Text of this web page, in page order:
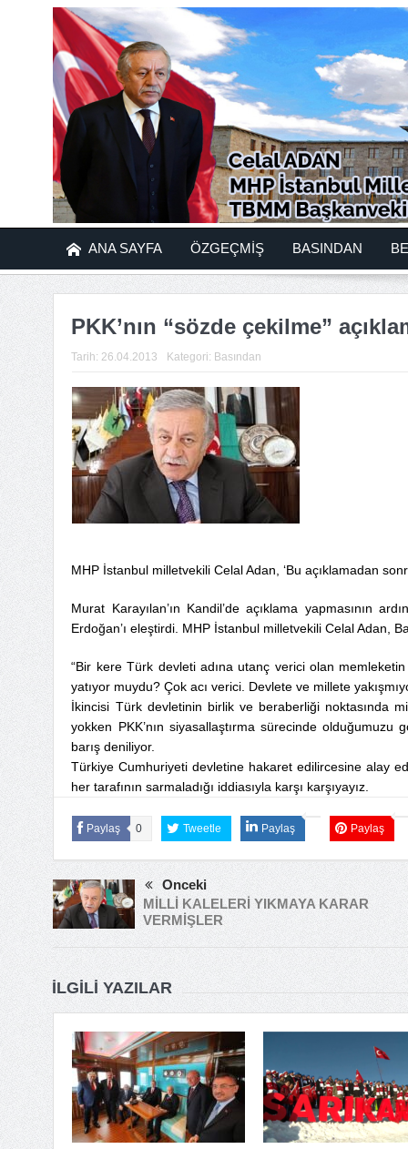
ANA SAYFA ÖZGEÇMİŞ BASINDAN
PKK’nın “sözde çekilme”
Tarih: 26.04.2013 Kategori: Basından
MHP İstanbul milletvekili Celal Adan, ‘Bu açıklamadan
Murat Karayılan’ın Kandil’de açıklama yapmasının
Erdoğan’ı eleştirdi. MHP İstanbul milletvekili Celal Adan,
“Bir kere Türk devleti adına utanç verici olan
yatıyor muydu? Çok acı verici. Devlete ve millete
İkincisi Türk devletinin birlik ve beraberliği noktasında
yokken PKK’nın siyasallaştırma sürecinde olduğumuzu
barış deniliyor.
Türkiye Cumhuriyeti devletine hakaret edilircesine alay
her tarafının sarmaladığı iddiasıyla karşı karşıyayız.
Paylaş 0 Tweetle Paylaş Paylaş
Önceki
MİLLİ KALELERİ YIKMAYA KARAR
VERMİŞLER
İLGILI YAZILAR